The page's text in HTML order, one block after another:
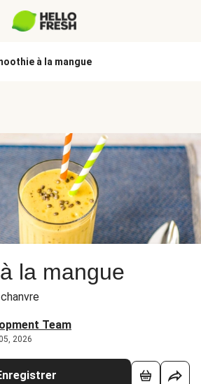
à la mangue
la mangue
Team
2026